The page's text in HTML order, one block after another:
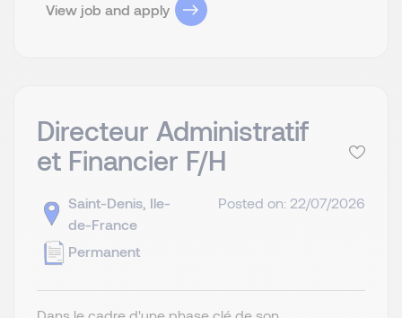
View job and apply
Directeur Administratif
et Financier F/H
Saint-Denis, Ile-
de-France
Permanent
Posted on: 22/07/2026
Dans le cadre d'une phase clé de son